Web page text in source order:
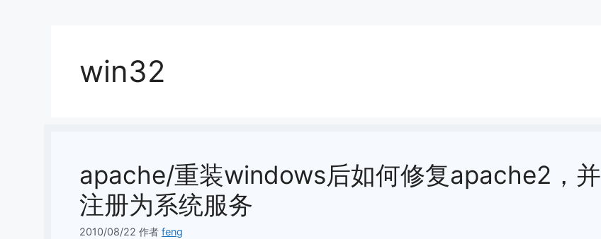
win32
apache/重装windows后如何修复apache2，并
注册为系统服务
2010/08/22 作者 feng